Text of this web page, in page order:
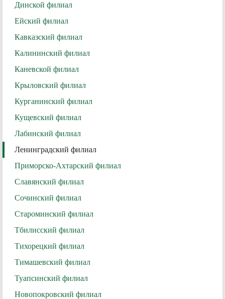
Динской филиал
Ейский филиал
Кавказский филиал
Калининский филиал
Каневской филиал
Крыловский филиал
Курганинский филиал
Кущевский филиал
Лабинский филиал
Ленинградский филиал
Приморско-Ахтарский филиал
Славянский филиал
Сочинский филиал
Староминский филиал
Тбилисский филиал
Тихорецкий филиал
Тимашевский филиал
Туапсинский филиал
Новопокровский филиал